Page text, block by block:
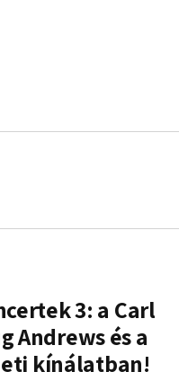
3: a Carl
Andrews és a
kínálatban!